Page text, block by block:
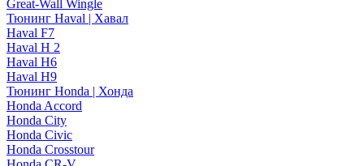
Great-Wall Wingle
Тюнинг Haval | Хавал
Haval F7
Haval H 2
Haval H6
Haval H9
Тюнинг Honda | Хонда
Honda Accord
Honda City
Honda Civic
Honda Crosstour